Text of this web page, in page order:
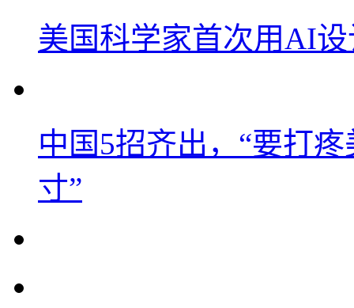
美国科学家首次用AI
中国5招齐出，“要打
寸”